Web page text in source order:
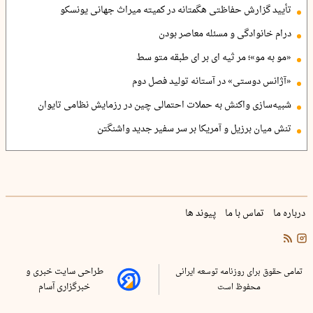
تأیید گزارش حفاظتی هگمتانه در کمیته میراث جهانی یونسکو
درام خانوادگی و مسئله معاصر بودن
«مو به مو»؛ مر ثیه ای بر ای طبقه متو سط
«آژانس دوستی» در آستانه تولید فصل دوم
شبیه‌سازی واکنش به حملات احتمالی چین در رزمایش نظامی تایوان
تنش میان برزیل و آمریکا بر سر سفیر جدید واشنگتن
درباره ما تماس با ما پیوند ها
تمامی حقوق برای روزنامه توسعه ایرانی
محفوظ است
طراحی سایت خبری و
خبرگزاری آسام